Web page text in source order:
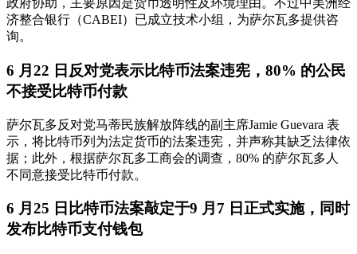
政府协助，主要原因是货币透明性及环境理由。不过中美洲经
济整合银行（CABEI）已成立技术小组，为萨尔瓦多提供咨
询。
6 月22 日反对党表示比特币法案违宪，80% 的公民
不接受比特币付款
萨尔瓦多反对党马蒂民族解放阵线的副主席Jamie Guevara 表
示，将比特币列为法定货币的法案违宪​​，并声称其缺乏法律依
据；此外，根据萨尔瓦多工商会的调查，80% 的萨尔瓦多人
不同意接受比特币付款。
6 月25 日比特币法案敲定于9 月7 日正式实施，同时
发布比特币支付钱包